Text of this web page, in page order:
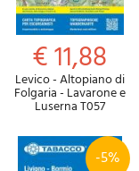
€ 11,88
Levico - Altopiano di
Folgaria - Lavarone e
Luserna T057
-5%